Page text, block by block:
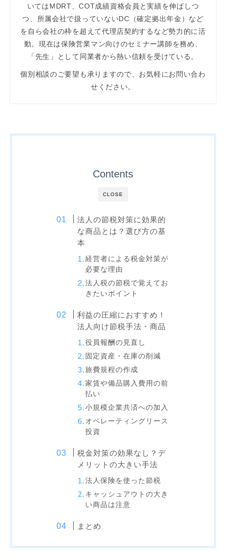
いてはMDRT、COT成績資格会員と実績を伸ばしつ
つ、所属会社で扱っていないDC（確定拠出年金）など
を自ら会社の枠を超えて代理店契約するなど勢力的に活
動。現在は保険営業マン向けのセミナー講師を務め、
「先生」として同業者から熱い信頼を受けている。
個別相談のご要望も承りますので、お気軽にお問い合わ
せください。
CLOSE
Contents
法人の節税対策に効果的
な商品とは？選び方の基
本
経営者による税金対策が
必要な理由
法人税の節税で覚えてお
きたいポイント
利益の圧縮におすすめ！
法人向け節税手法・商品
役員報酬の見直し
固定資産・在庫の削減
旅費規程の作成
家賃や備品購入費用の前
払い
小規模企業共済への加入
オペレーティングリース
投資
税金対策の効果なし？デ
メリットの大きい手法
法人保険を使った節税
キャッシュアウトの大き
い商品は注意
まとめ